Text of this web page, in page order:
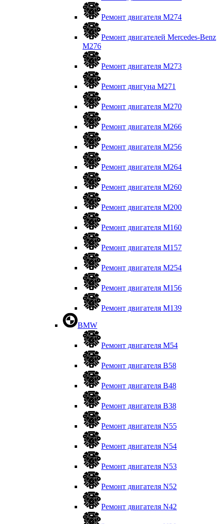
Ремонт двигателя М274
Ремонт двигателей Mercedes-Benz
M276
Ремонт двигателя М273
Ремонт двигуна М271
Ремонт двигателя М270
Ремонт двигателя М266
Ремонт двигателя М256
Ремонт двигателя М264
Ремонт двигателя М260
Ремонт двигателя M200
Ремонт двигателя М160
Ремонт двигателя М157
Ремонт двигателя М254
Ремонт двигателя М156
Ремонт двигателя M139
BMW
Ремонт двигателя М54
Ремонт двигателя B58
Ремонт двигателя В48
Ремонт двигателя В38
Ремонт двигателя N55
Ремонт двигателя N54
Ремонт двигателя N53
Ремонт двигателя N52
Ремонт двигателя N42